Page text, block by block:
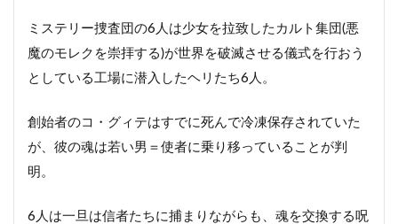
ミステリー捜査団の6人は少女を拉致したカルト集団(悪
魔のモレクを崇拝する)が世界を破滅させる儀式を行おう
としている工場に潜入したヘリたち6人。
創始者のコ・グィテはすでに死んで冷凍保存されていた
が、彼の魂は若い男＝使者に乗り移っていることが判
明。
6人は一旦は信者たちに捕まりながらも、魂を交換する呪